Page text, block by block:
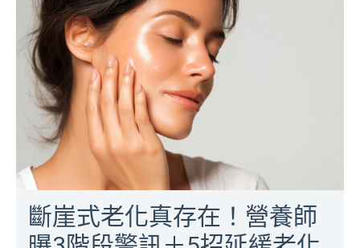
斷崖式老化真存在！營養師